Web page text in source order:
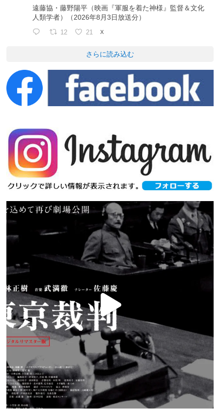
遠藤協・藤野陽平（映画『軍服を着た神様』監督＆文化
人類学者）（2026年8月3日放送分）
12 21 X
さらに読み込む